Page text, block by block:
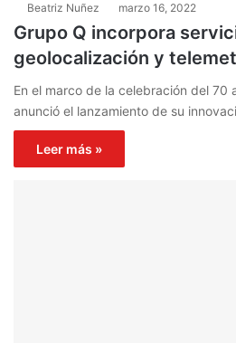
Beatriz Nuñez marzo 16, 2022
Grupo Q incorpora
geolocalización y
En el marco de la celebración del 70
anunció el lanzamiento de su
Leer más »